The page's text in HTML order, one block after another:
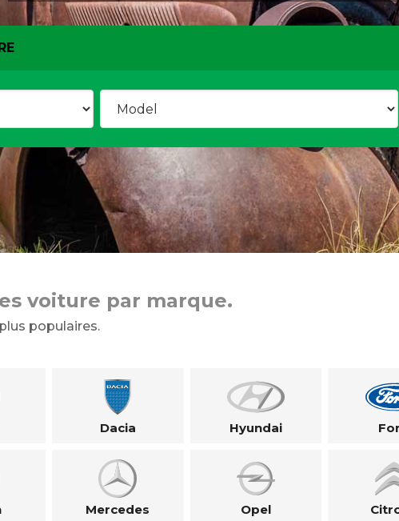
voiture par marque.
populaires.
Dacia Hyundai
Mercedes Opel